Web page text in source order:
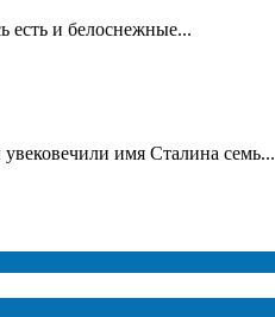
есть и белоснежные...
имя Сталина семь...